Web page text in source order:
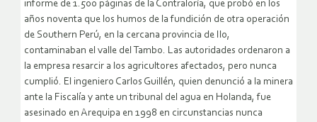
informe de 1.500 páginas de la Contraloría, que probó en los
años noventa que los humos de la fundición de otra operación
de Southern Perú, en la cercana provincia de Ilo,
contaminaban el valle del Tambo. Las autoridades ordenaron a
la empresa resarcir a los agricultores afectados, pero nunca
cumplió. El ingeniero Carlos Guillén, quien denunció a la minera
ante la Fiscalía y ante un tribunal del agua en Holanda, fue
asesinado en Arequipa en 1998 en circunstancias nunca